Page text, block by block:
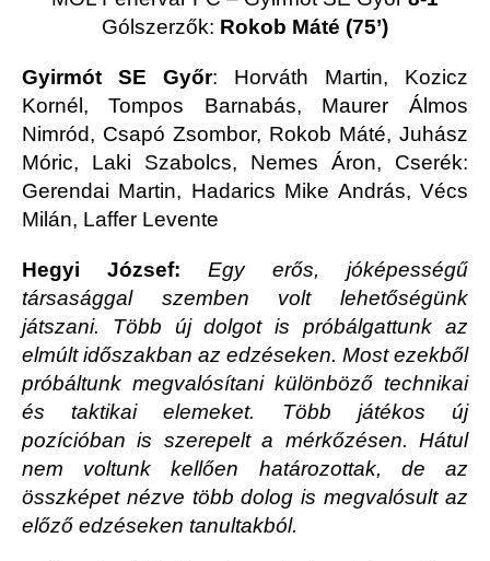
Gólszerzők: Rokob Máté (75’)
Gyirmót SE Győr: Horváth Martin, Kozicz
Kornél, Tompos Barnabás, Maurer Álmos
Nimród, Csapó Zsombor, Rokob Máté, Juhász
Móric, Laki Szabolcs, Nemes Áron, Cserék:
Gerendai Martin, Hadarics Mike András, Vécs
Milán, Laffer Levente
Hegyi József:
Egy erős, jóképességű
társasággal szemben volt lehetőségünk
játszani. Több új dolgot is próbálgattunk az
elmúlt időszakban az edzéseken. Most ezekből
próbáltunk megvalósítani különböző technikai
és taktikai elemeket. Több játékos új
pozícióban is szerepelt a mérkőzésen. Hátul
nem voltunk kellően határozottak, de az
összképet nézve több dolog is megvalósult az
előző edzéseken tanultakból.